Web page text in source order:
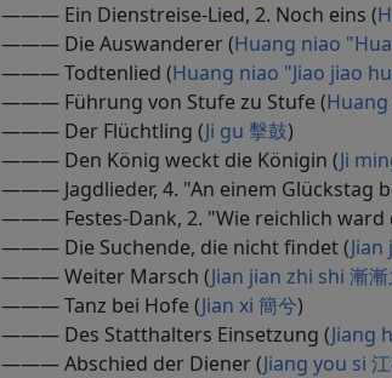
——— Ein Dienstreise-Lied, 2. Noch eins (
——— Die Auswanderer (Huang niao
——— Todtenlied (Huang niao "Jiao jiao
——— Führung von Stufe zu Stufe (Huang
——— Der Flüchtling (Ji gu 擊鼓)
——— Den König weckt die Königin (Ji
——— Jagdlieder, 4. "An einem Glückstag
——— Festes-Dank, 2. "Wie reichlich ward
——— Die Suchende, die nicht findet (Jian
——— Weiter Marsch (Jian jian zhi shi 漸
——— Tanz bei Hofe (Jian xi 簡兮)
——— Des Statthalters Einsetzung (Jiang
——— Abschied der Diener (Jiang you si